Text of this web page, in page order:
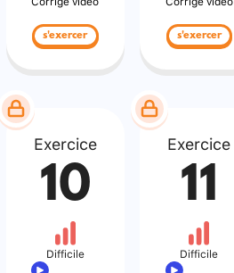
s'exercer s'exercer
Exercice
10
Difficile
Exercice
11
Difficile